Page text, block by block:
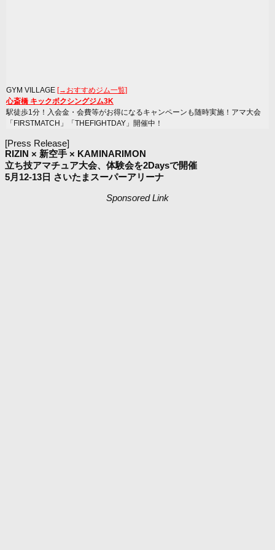
GYM VILLAGE [→おすすめジム一覧]
心斎橋 キックボクシングジム3K
駅徒歩1分！入会金・会費等がお得になるキャンペーンも随時実施！アマ大会
「FIRSTMATCH」「THEFIGHTDAY」開催中！
[Press Release]
RIZIN × 新空手 × KAMINARIMON
立ち技アマチュア大会、体験会を2Daysで開催
5月12-13日 さいたまスーパーアリーナ
Sponsored Link